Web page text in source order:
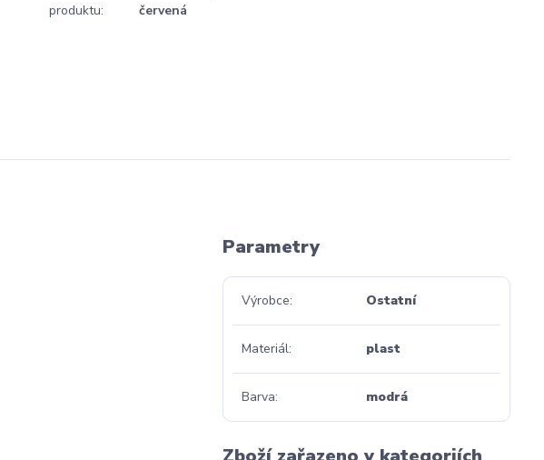
produktu:
červená
Parametry
Výrobce Ostatní
Materiál plast
Barva modrá